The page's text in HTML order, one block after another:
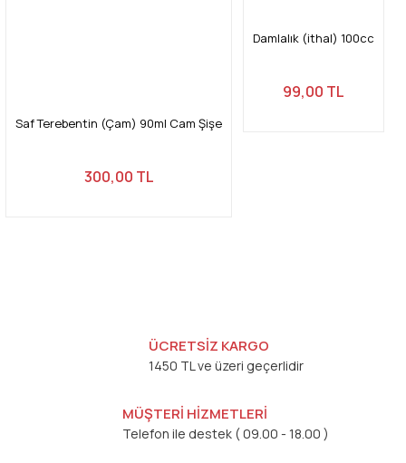
Saf Terebentin (Çam) 90ml Cam Şişe
300,00 TL
Damlalık (ithal) 100cc
99,00 TL
ÜCRETSİZ KARGO
1450 TL ve üzeri geçerlidir
MÜŞTERİ HİZMETLERİ
Telefon ile destek ( 09.00 - 18.00 )